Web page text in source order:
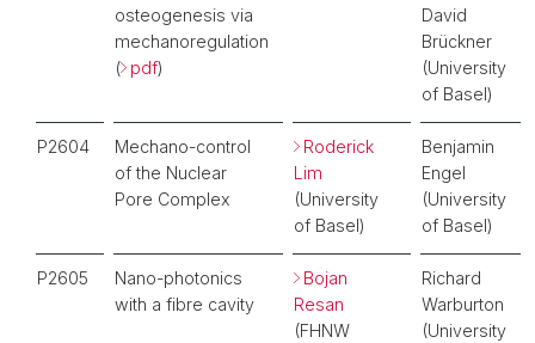
osteogenesis via
mechanoregulation
( pdf)
David
Brückner
(University
of Basel)
P2604
Mechano-control
of the Nuclear
Pore Complex
Roderick
Lim
(University
of Basel)
Benjamin
Engel
(University
of Basel)
P2605
Nano-photonics
with a fibre cavity
Bojan
Resan
(FHNW
Richard
Warburton
(University